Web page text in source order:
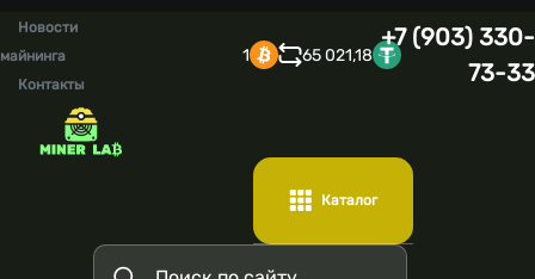
Новости
майнинга
Контакты
1 65 021,18
+7 (903) 330-
73-33
Каталог